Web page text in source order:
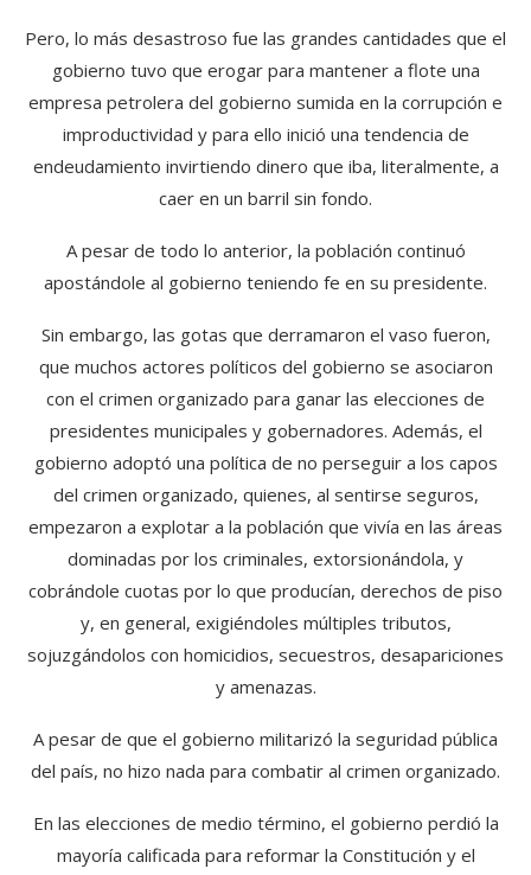
Pero, lo más desastroso fue las grandes cantidades que el
gobierno tuvo que erogar para mantener a flote una
empresa petrolera del gobierno sumida en la corrupción e
improductividad y para ello inició una tendencia de
endeudamiento invirtiendo dinero que iba, literalmente, a
caer en un barril sin fondo.
A pesar de todo lo anterior, la población continuó
apostándole al gobierno teniendo fe en su presidente.
Sin embargo, las gotas que derramaron el vaso fueron,
que muchos actores políticos del gobierno se asociaron
con el crimen organizado para ganar las elecciones de
presidentes municipales y gobernadores. Además, el
gobierno adoptó una política de no perseguir a los capos
del crimen organizado, quienes, al sentirse seguros,
empezaron a explotar a la población que vivía en las áreas
dominadas por los criminales, extorsionándola, y
cobrándole cuotas por lo que producían, derechos de piso
y, en general, exigiéndoles múltiples tributos,
sojuzgándolos con homicidios, secuestros, desapariciones
y amenazas.
A pesar de que el gobierno militarizó la seguridad pública
del país, no hizo nada para combatir al crimen organizado.
En las elecciones de medio término, el gobierno perdió la
mayoría calificada para reformar la Constitución y el